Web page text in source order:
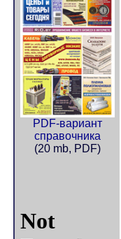
PDF-вариант
справочника
(20 mb, PDF)